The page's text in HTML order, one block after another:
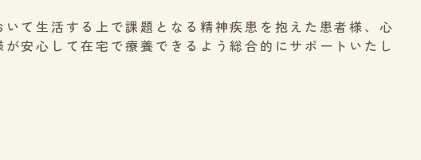
て生活する上で課題となる精神疾患を抱えた患者様、心
安心して在宅で療養できるよう総合的にサポートいたし